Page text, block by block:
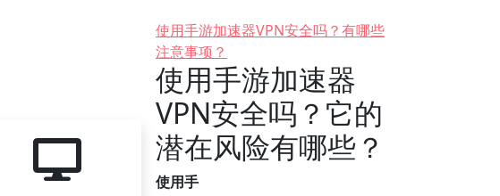
使用手游加速器VPN安全吗？有哪些
注意事项？
使用手游加速器
VPN安全吗？它的
潜在风险有哪些？
使用手